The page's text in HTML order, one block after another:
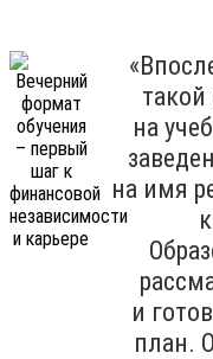
такой
на
на имя
и
план.